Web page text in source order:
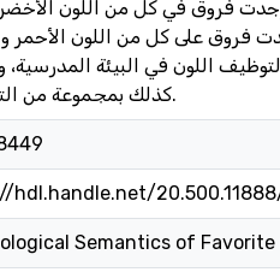
وجدت فروق في كل من اللون
فروق على كل من اللون الأحمر
اللون في البيئة
كذلك بمجموعة من التوصيات.
hdl.handle.net/20.500.11888/
Semantics of